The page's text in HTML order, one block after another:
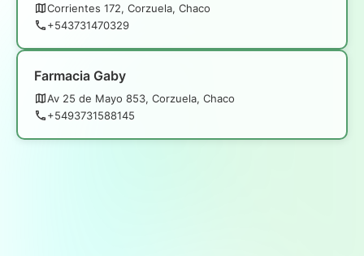
Corrientes 172, Corzuela, Chaco
+543731470329
Farmacia Gaby
Av 25 de Mayo 853, Corzuela, Chaco
+5493731588145